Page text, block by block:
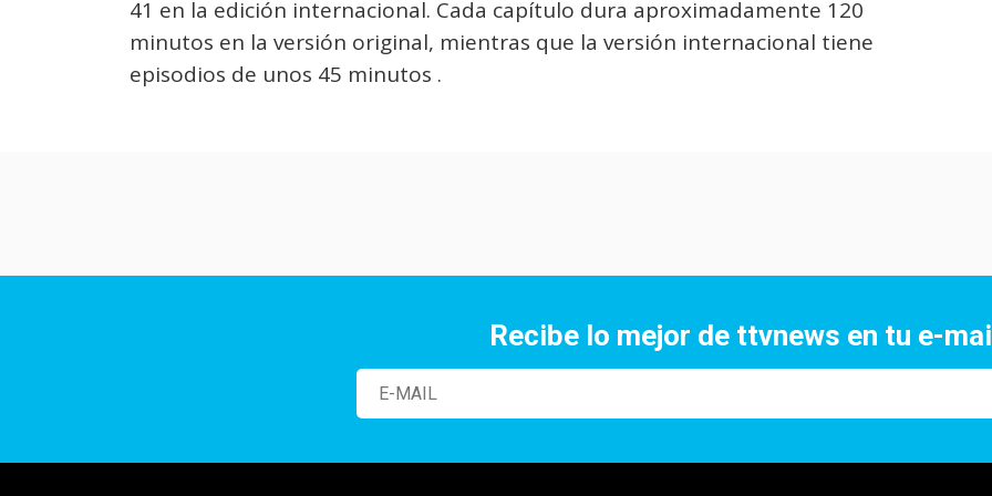
41 en la edición internacional. Cada capítulo dura aproximadamente 120
minutos en la versión original, mientras que la versión internacional tiene
episodios de unos 45 minutos .
Recibe lo mejor de ttvnews en tu e-